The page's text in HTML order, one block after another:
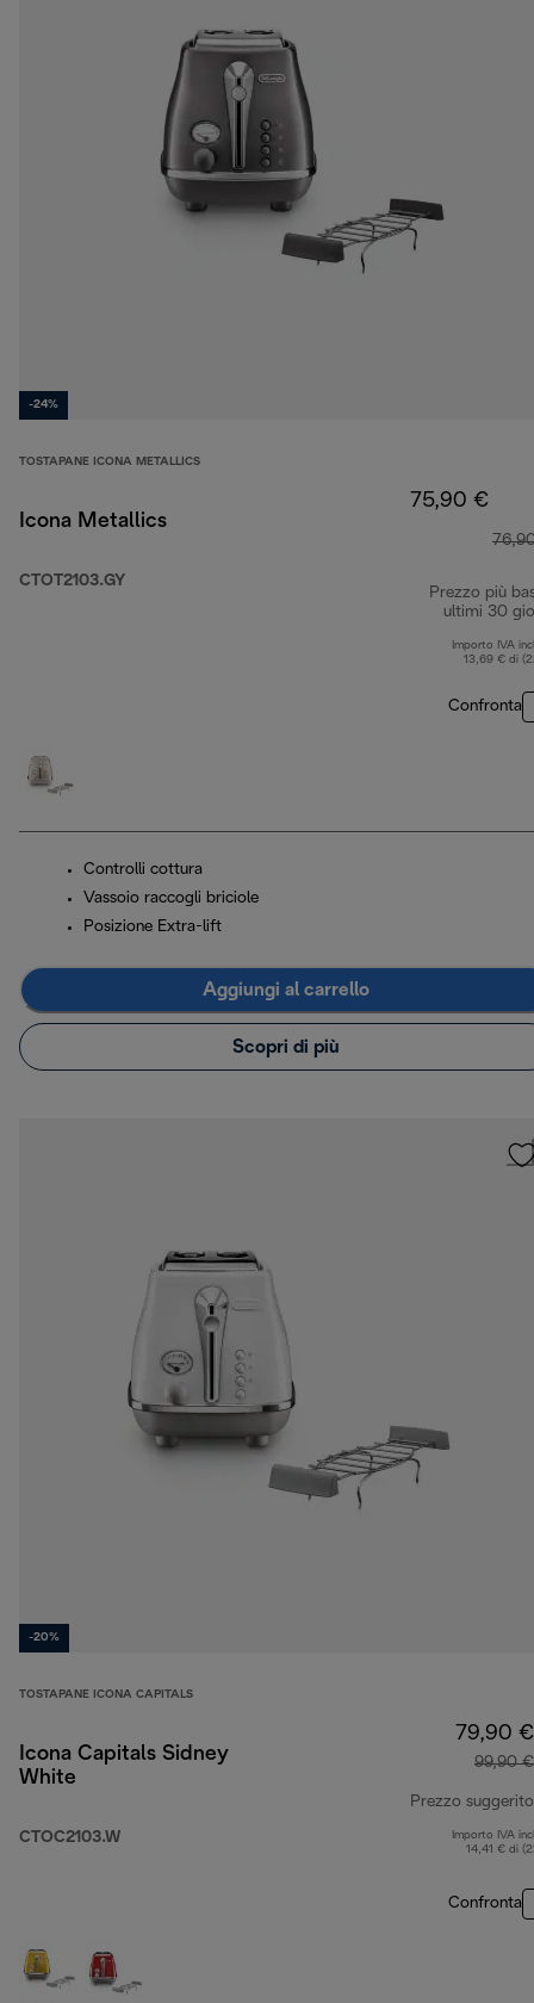
-24%
TOSTAPANE ICONA METALLICS
Icona Metallics
CTOT2103.GY
75,90 €
Prezzo più
ultimi 30
Importo IVA
13,69 € di
Confronta
Controlli cottura
Vassoio raccogli briciole
Posizione Extra-lift
Aggiungi al carrello
Scopri di più
-20%
TOSTAPANE ICONA CAPITALS
Icona Capitals Sidney
White
CTOC2103.W
79,90 €
99,90 €
Prezzo suggerito
Importo IVA
14,41 € di
Confronta